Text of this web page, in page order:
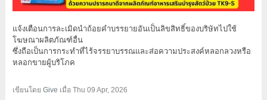
แจ้งเตือนการละเมิดนำถ้อยคำบรรยายอันเป็นลิขสิทธิ์ของบริษัทไปใช้
โฆษณาผลิตภัณฑ์อื่น
ซึ่งถือเป็นการกระทำที่ไร้จรรยาบรรณและส่อความประสงค์หลอกลวงหรือ
หลอกขายผู้บริโภค
เขียนโดย Give เมื่อ Thu 09 Apr, 2026